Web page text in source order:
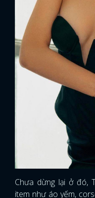
Chưa dừng lại ở đó,
item như áo yếm,